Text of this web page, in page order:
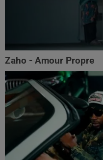
Zaho - Amour Propre